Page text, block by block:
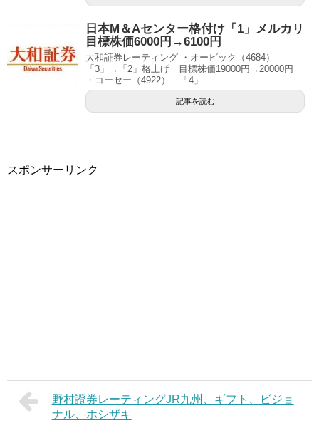
日本M＆Aセンター格付け「1」メルカリ
目標株価6000円→6100円
大和証券レーティング ・オービック（4684）
「3」→「2」格上げ 目標株価19000円→20000円
・コーセー（4922） 「4」...
記事を読む
スポンサーリンク
野村證券レーティングJR九州、ギフト、ビジョ
ナル、ホシザキ